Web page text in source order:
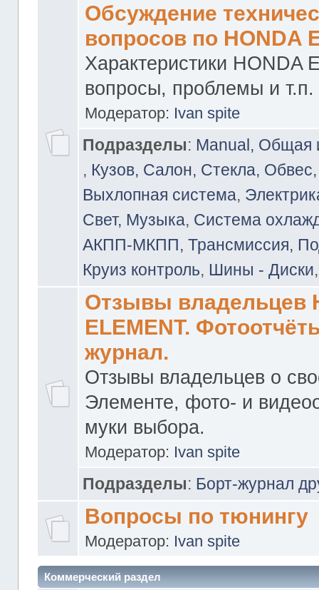
Обсуждение
вопросов по HONDA
Характеристики HONDA
вопросы, проблемы и т.п.
Модератор: Ivan spite
Подразделы: Manual,
, Кузов, Салон, Стекла,
Выхлопная система,
Свет, Музыка, Система
АКПП-МКПП, Трансмиссия,
Круиз контроль, Шины - Диски
Отзывы владельцев
ELEMENT.
журнал.
Отзывы владельцев о
Элементе, фото- и
муки выбора.
Модератор: Ivan spite
Подразделы: Борт-журнал
Вопросы по тюнингу
Модератор: Ivan spite
Коммерческий раздел